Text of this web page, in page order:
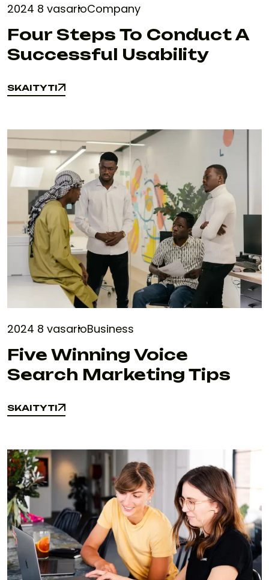
2024 8 vasarioCompany
Four Steps To Conduct A
Successful Usability
SKAITYTI
SKAITYTI
2024 8 vasarioBusiness
Five Winning Voice
Search Marketing Tips
SKAITYTI
SKAITYTI